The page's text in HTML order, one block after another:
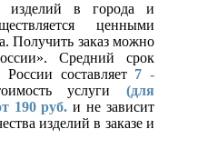
изделий в города и
ценными
Получить заказ можно
Средний срок
составляет 7 -
услуги(для
190 руб. и не зависит
изделий в заказе и